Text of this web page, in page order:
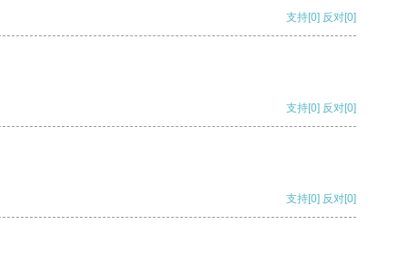
支持[0] 反对[0]
支持[0] 反对[0]
支持[0] 反对[0]